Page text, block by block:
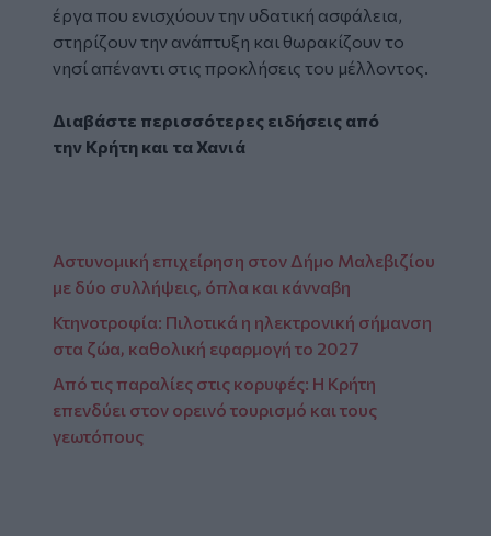
έργα που ενισχύουν την υδατική ασφάλεια,
στηρίζουν την ανάπτυξη και θωρακίζουν το
νησί απέναντι στις προκλήσεις του μέλλοντος.
Διαβάστε περισσότερες ειδήσεις από
την Κρήτη και τα Χανιά
Αστυνομική επιχείρηση στον Δήμο Μαλεβιζίου
με δύο συλλήψεις, όπλα και κάνναβη
Κτηνοτροφία: Πιλοτικά η ηλεκτρονική σήμανση
στα ζώα, καθολική εφαρμογή το 2027
Από τις παραλίες στις κορυφές: Η Κρήτη
επενδύει στον ορεινό τουρισμό και τους
γεωτόπους